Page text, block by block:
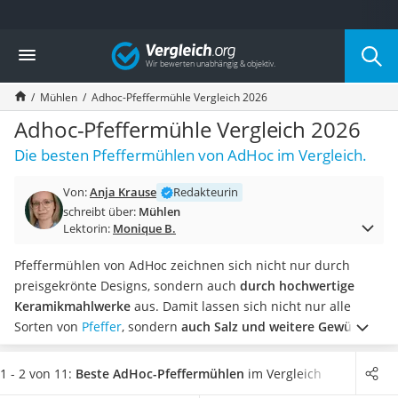
Die beliebtesten Vergleiche nach Kategorie
Haushalt
Wassersprudler
Zentralstaubsauger
Brotbackautomat
Wischroboter
Wäschespinne
Spülmaschinentabs
Akku-Staubsauger
AEG-Waschmaschine
Saug-Wisch-Roboter
Handstaubsauger
Milchaufschäumer
Kondenstrockner
Reiskocher
Vergleich
Mühlen Adhoc-Pfeffermühle Vergleich 2026
Adhoc-Pfeffermühle Vergleich 2026
Die besten Pfeffermühlen von AdHoc im Vergleich.
Von:Anja Krause
Redakteurin
schreibt über: Mühlen
Lektorin: Monique B.
Pfeffermühlen von AdHoc zeichnen sich nicht nur durch
preisgekrönte Designs, sondern auch durch hochwertige
Keramikmahlwerke aus. Damit lassen sich nicht nur alle
Sorten von Pfeffer, sondern auch Salz und weitere Gewürze
mahlen. Online-Tests empfehlen, dafür aufstufenlos
einstellbare Mahlgrade zu achten. Von AdHoc erhalten Sie
1 - 2 von 11: Beste AdHoc-Pfeffermühlen im Vergleich